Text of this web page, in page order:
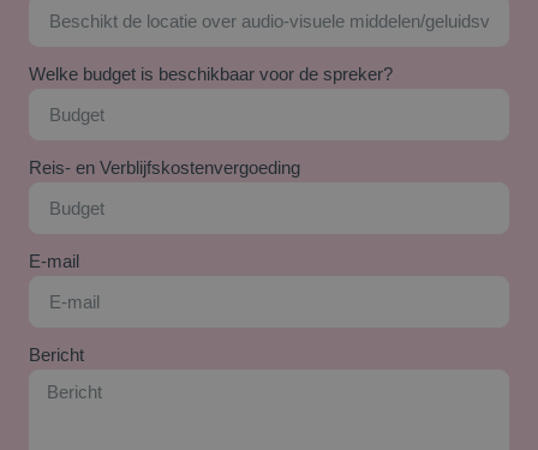
Welke budget is beschikbaar voor de spreker?
Reis- en Verblijfskostenvergoeding
E-mail
Bericht